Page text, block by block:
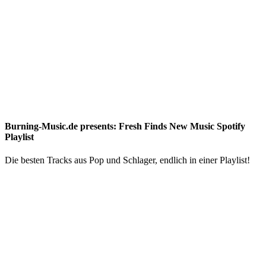
Burning-Music.de presents: Fresh Finds New Music Spotify
Playlist
Die besten Tracks aus Pop und Schlager, endlich in einer Playlist!